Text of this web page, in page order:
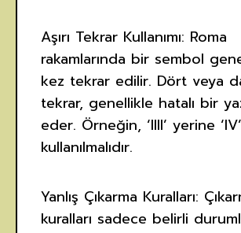
Aşırı Tekrar Kullanımı: Roma
rakamlarında bir sembol
kez tekrar edilir. Dört veya
tekrar, genellikle hatalı bir
eder. Örneğin, ‘IIII’ yerine
kullanılmalıdır.
Yanlış Çıkarma Kuralları:
kuralları sadece belirli